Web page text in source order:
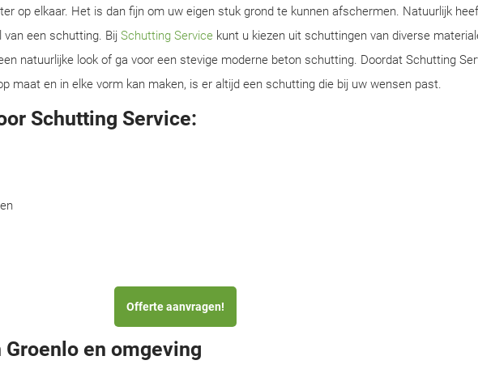
op elkaar. Het is dan fijn om uw eigen stuk grond te kunnen afschermen. Natuurlijk
een schutting. Bij Schutting Service kunt u kiezen uit schuttingen van diverse
natuurlijke look of ga voor een stevige moderne beton schutting. Doordat Schutting
maat en in elke vorm kan maken, is er altijd een schutting die bij uw wensen past.
Schutting Service:
Offerte aanvragen!
en omgeving